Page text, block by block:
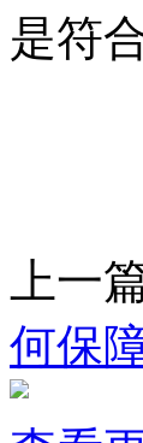
是符
上一
何保